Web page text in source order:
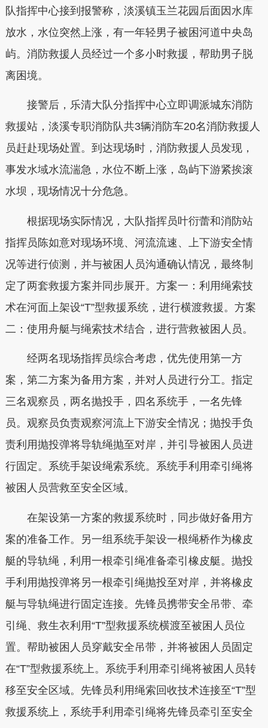
队指挥中心接到报警称，淡溪镇玉兰花园后面因水库
放水，水位突然上涨，有一年轻男子被困河道中央岛
屿。消防救援人员经过一个多小时救援，帮助男子脱
离困境。
接警后，乐清大队分指挥中心立即调派城东消防
救援站，淡溪专职消防队共3辆消防车20名消防救援人
员赶赴现场处置。到达现场时，消防救援人员发现，
事发水域水流湍急，水位不断上涨，岛屿下游紧挨滚
水坝，现场情况十分危急。
根据现场实际情况，大队指挥员叶衍蕾和消防站
指挥员陈如意对现场环境、河流流速、上下游安全情
况等进行侦测，并与被困人员沟通确认情况，最终制
定了两套救援方案并同步展开。方案一：利用绳索技
术在河面上架设“T”型救援系统，进行横渡救援。方案
二：使用舟艇与绳索技术结合，进行营救被困人员。
经两名现场指挥员综合考虑，优先使用第一方
案，第二方案为备用方案，并对人员进行分工。指定
三名观察员，两名抛投手，四名系统手，一名先锋
员。观察员负责观察河流上下游安全情况；抛投手负
责利用抛投弹将导轨绳抛至对岸，并引导被困人员进
行固定。系统手架设绳索系统。系统手利用牵引绳将
被困人员营救至安全区域。
在架设第一方案的救援系统时，同步做好备用方
案的准备工作。另一组系统手架设一根绳桥作为橡皮
艇的导轨绳，利用一根牵引绳准备牵引橡皮艇。抛投
手利用抛投弹将另一根牵引绳抛投至对岸，并将橡皮
艇与导轨绳进行固定连接。先锋员携带安全吊带、牵
引绳、救生衣利用“T”型救援系统横渡至被困人员位
置。帮助被困人员穿戴安全吊带，并将被困人员固定
在“T”型救援系统上。系统手利用牵引绳将被困人员转
移至安全区域。先锋员利用绳索回收技术连接至“T”型
救援系统上，系统手利用牵引绳将先锋员牵引至安全